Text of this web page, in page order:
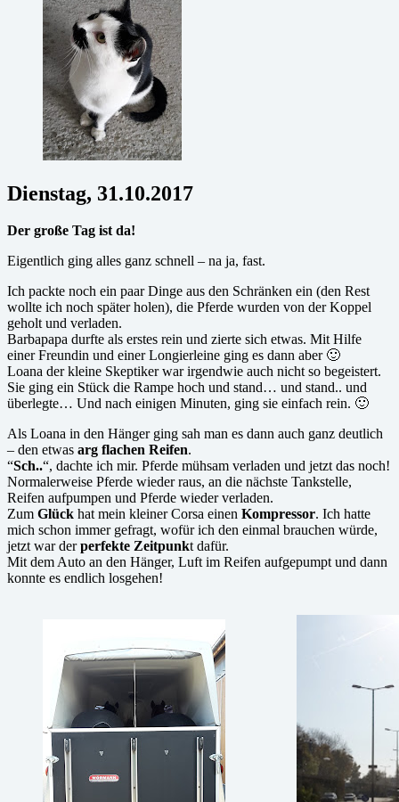
Dienstag, 31.10.2017
Der große Tag ist da!
Eigentlich ging alles ganz schnell – na ja, fast.
Ich packte noch ein paar Dinge aus den Schränken ein (den Rest
wollte ich noch später holen), die Pferde wurden von der Koppel
geholt und verladen.
Barbapapa durfte als erstes rein und zierte sich etwas. Mit Hilfe
einer Freundin und einer Longierleine ging es dann aber 🙂
Loana der kleine Skeptiker war irgendwie auch nicht so begeistert.
Sie ging ein Stück die Rampe hoch und stand… und stand.. und
überlegte… Und nach einigen Minuten, ging sie einfach rein. 🙂
Als Loana in den Hänger ging sah man es dann auch ganz deutlich
– den etwas arg flachen Reifen.
“Sch..“, dachte ich mir. Pferde mühsam verladen und jetzt das noch!
Normalerweise Pferde wieder raus, an die nächste Tankstelle,
Reifen aufpumpen und Pferde wieder verladen.
Zum Glück hat mein kleiner Corsa einen Kompressor. Ich hatte
mich schon immer gefragt, wofür ich den einmal brauchen würde,
jetzt war derperfekte Zeitpunkt dafür.
Mit dem Auto an den Hänger, Luft im Reifen aufgepumpt und dann
konnte es endlich losgehen!